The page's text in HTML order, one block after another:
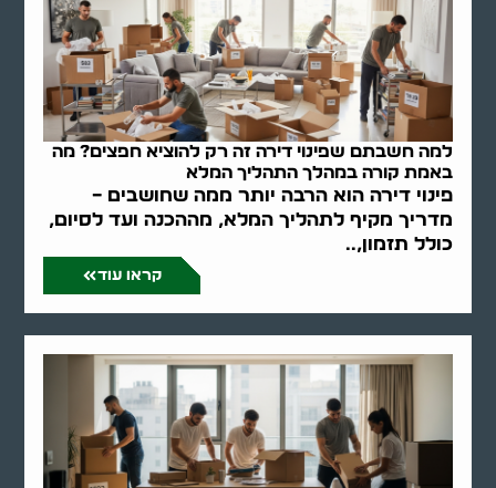
למה חשבתם שפינוי דירה זה רק להוציא חפצים? מה
באמת קורה במהלך התהליך המלא
פינוי דירה הוא הרבה יותר ממה שחושבים –
מדריך מקיף לתהליך המלא, מההכנה ועד לסיום,
כולל תזמון,..
קראו עוד